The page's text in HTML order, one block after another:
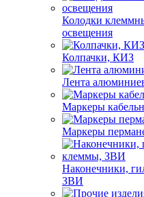
Колодки
освещения
Колпачки, КИЗ
Лента
Маркеры
Маркеры
Наконечники,
ЗВИ